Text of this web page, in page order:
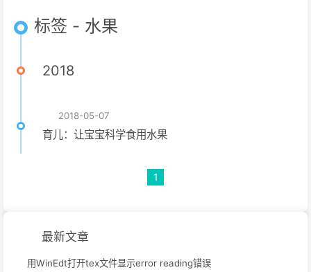
标签 - 水果
2018
2018-05-07
育儿：让宝宝科学食用水果
1
最新文章
用WinEdt打开tex文件显示error reading错误